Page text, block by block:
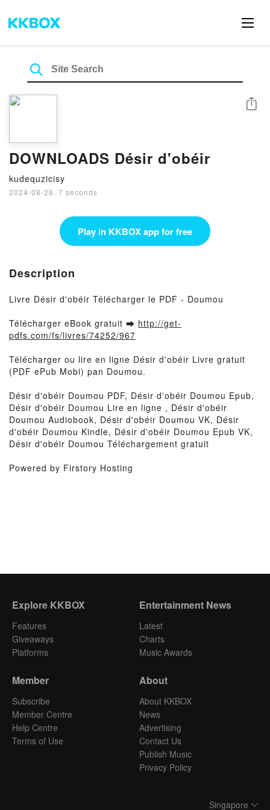
DOWNLOADS Désir d'obéir
kudequzicisy
2024-08-26 · 7 seconds
Share
Play in KKBOX app for free
Description
Livre Désir d'obéir Télécharger le PDF - Doumou
Télécharger eBook gratuit ➡ http://get-
pdfs.com/fs/livres/74252/967
Télécharger ou lire en ligne Désir d'obéir Livre gratuit
(PDF ePub Mobi) pan Doumou.
Désir d'obéir Doumou PDF, Désir d'obéir Doumou Epub,
Désir d'obéir Doumou Lire en ligne , Désir d'obéir
Doumou Audiobook, Désir d'obéir Doumou VK, Désir
d'obéir Doumou Kindle, Désir d'obéir Doumou Epub VK,
Désir d'obéir Doumou Téléchargement gratuit
Powered by Firstory Hosting
Explore KKBOX
Features
Giveaways
Platforms
Entertainment News
Latest
Charts
Music Awards
Member
Subscribe
Member Centre
Help Centre
Terms of Use
About
About KKBOX
News
Advertising
Contact Us
Publish Music
Privacy Policy
Singapore